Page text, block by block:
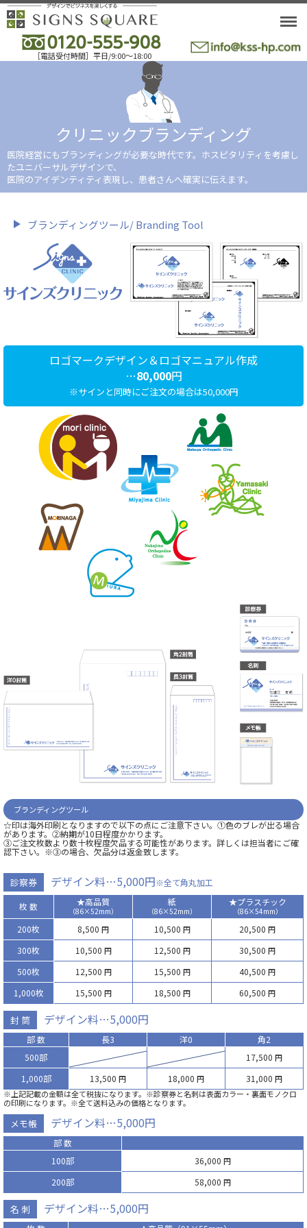
［電話受付時間］平日/9:00〜18:00
クリニックブランディング
医院経営にもブランディングが必要な時代です。ホスピタリティを考慮し
たユニバーサルデザインで、
医院のアイデンティティ表現し、患者さんへ確実に伝えます。
ブランディングツール/ Branding Tool
ロゴマークデザイン＆ロゴマニュアル作成
…80,000円
※サインと同時にご注文の場合は50,000円
ブランディングツール
☆印は海外印刷となりますので以下の点にご注意下さい。①色のブレが出る場合
があります。②納期が10日程度かかります。
③ご注文枚数より数十枚程度欠品する可能性があります。詳しくは担当者にご確
認下さい。※③の場合、欠品分は返金致します。
診察券 デザイン料…5,000円※全て角丸加工
枚 数 ★高品質
（86×52mm）
紙
（86×52mm）
★プラスチック
（86×54mm）
200枚 8,500 円 10,500 円 20,500 円
300枚 10,500 円 12,500 円 30,500 円
500枚 12,500 円 15,500 円 40,500 円
1,000枚 15,500 円 18,500 円 60,500 円
封 筒 デザイン料…5,000円
部 数 長3 洋0
角2
500部
17,500 円
1,000部 13,500 円 18,000 円 31,000 円
※上記記載の金額は全て税抜になります。※診察券と名刺は表面カラー・裏面モノクロ
の印刷になります。※全て送料込みの価格となります。
メモ帳 デザイン料…5,000円
部 数
100部
36,000 円
200部 58,000 円
名 刺 デザイン料…5,000円